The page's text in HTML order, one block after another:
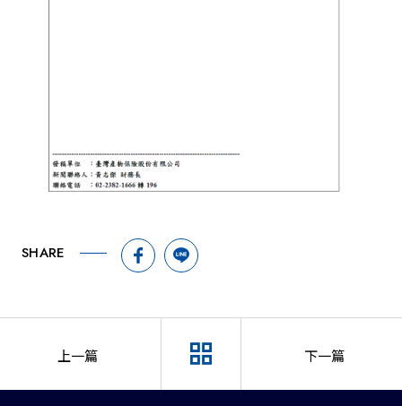
SHARE facebook圖示
line圖示
上一篇 【臺灣產物簡訊系統維運通知】
返回新聞列表頁 下一篇